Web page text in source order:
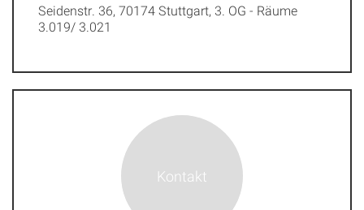
Seidenstr. 36, 70174 Stuttgart, 3. OG - Räume
3.019/ 3.021